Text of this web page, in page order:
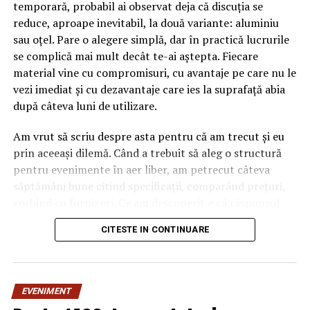
temporară, probabil ai observat deja că discuția se
reduce, aproape inevitabil, la două variante: aluminiu
sau oțel. Pare o alegere simplă, dar în practică lucrurile
se complică mai mult decât te-ai aștepta. Fiecare
material vine cu compromisuri, cu avantaje pe care nu le
vezi imediat și cu dezavantaje care ies la suprafață abia
după câteva luni de utilizare.
Am vrut să scriu despre asta pentru că am trecut și eu
prin aceeași dilemă. Când a trebuit să aleg o structură
pentru evenimente în aer liber, am petrecut câteva
săptămâni bune citind specificații, comparând prețuri,
„corect” depinde mult de context, de cât de des muți
pavilionul și de ce condiții meteo ai de înfruntat.
materialului mai mult decât
CITESTE IN CONTINUARE
EVENIMENT